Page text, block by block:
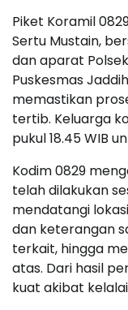
Piket Koramil
Sertu Mustain,
dan aparat
Puskesmas
memastikan
tertib. Keluarga
pukul 18.45 WIB
Kodim 0829
telah dilakukan
mendatangi
dan keterangan
terkait, hingga
atas. Dari hasil
kuat akibat